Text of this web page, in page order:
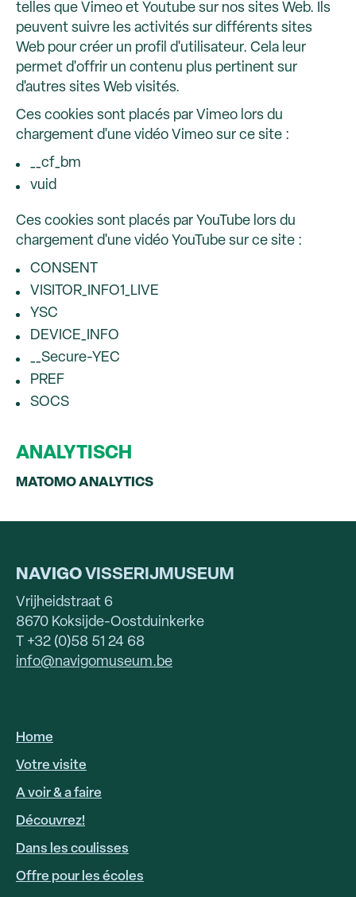
telles que Vimeo et Youtube sur nos sites Web. Ils
peuvent suivre les activités sur différents sites
Web pour créer un profil d'utilisateur. Cela leur
permet d'offrir un contenu plus pertinent sur
d'autres sites Web visités.
Ces cookies sont placés par Vimeo lors du
chargement d'une vidéo Vimeo sur ce site :
__cf_bm
vuid
Ces cookies sont placés par YouTube lors du
chargement d'une vidéo YouTube sur ce site :
CONSENT
VISITOR_INFO1_LIVE
YSC
DEVICE_INFO
__Secure-YEC
PREF
SOCS
ANALYTISCH
MATOMO ANALYTICS
NAVIGO VISSERIJMUSEUM
Vrijheidstraat 6
8670 Koksijde-Oostduinkerke
T +32 (0)58 51 24 68
info@navigomuseum.be
HOOFDNAVIGATIE
FR
Home
Votre visite
A voir & a faire
Découvrez!
Dans les coulisses
Offre pour les écoles